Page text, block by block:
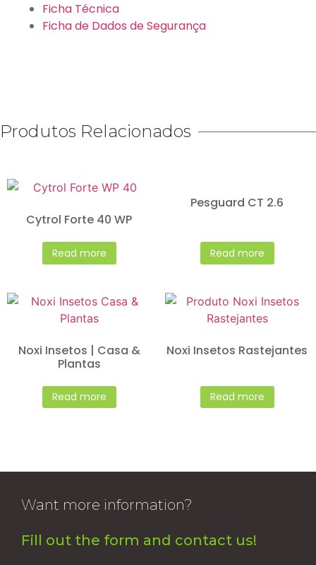
Ficha Técnica
Ficha de Dados de Segurança
Produtos Relacionados
Cytrol Forte 40 WP
Read more
Pesguard CT 2.6
Read more
Noxi Insetos | Casa &
Plantas
Read more
Noxi Insetos Rastejantes
Read more
Want more information?
Fill out the form and contact us!